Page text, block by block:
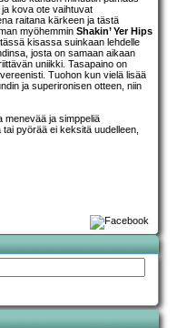
kova ote vaihtuvat
raitana kärkeen ja tästä
myöhemmin Shakin’ Yer Hips
kisassa suinkaan lehdelle
josta on samaan aikaan
uniikki. Tasapaino on
Tuohon kun vielä lisää
ja superironisen otteen, niin
menevää ja simppeliä
pyörää ei keksitä uudelleen,